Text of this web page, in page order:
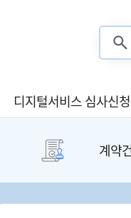
디지털서비스 심사신청
계약